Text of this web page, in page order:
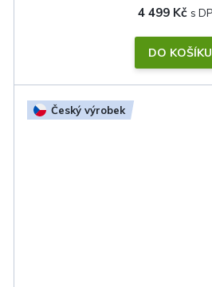
4 499 Kč
DO KOŠÍKU
Český výrobek